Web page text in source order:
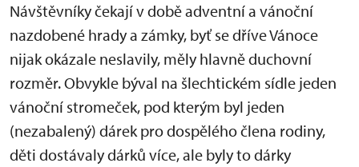
Návštěvníky čekají v době adventní a vánoční
nazdobené hrady a zámky, byť se dříve Vánoce
nijak okázale neslavily, měly hlavně duchovní
rozměr. Obvykle býval na šlechtickém sídle jeden
vánoční stromeček, pod kterým byl jeden
(nezabalený) dárek pro dospělého člena rodiny,
děti dostávaly dárků více, ale byly to dárky